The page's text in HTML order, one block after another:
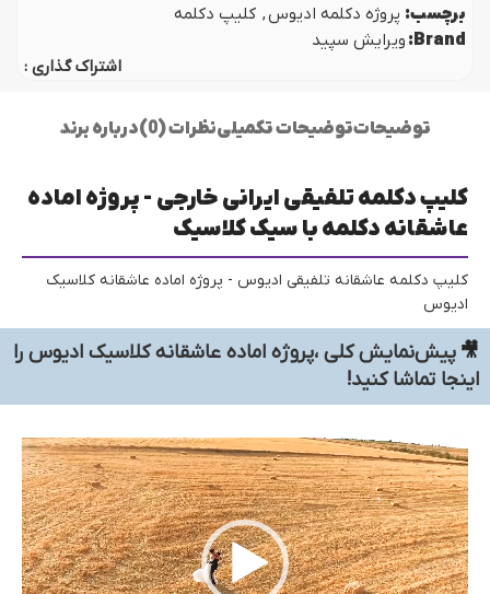
برچسب: پروژه دکلمه ادیوس, کلیپ دکلمه
Brand: ویرایش سپید
اشتراک گذاری :
توضیحاتتوضیحات تکمیلینظرات (0) درباره برند
کلیپ دکلمه تلفیقی ایرانی خارجی - پروژه اماده
عاشقانه دکلمه با سیک کلاسیک
کلیپ دکلمه عاشقانه تلفیقی ادیوس - پروژه اماده عاشقانه کلاسیک
ادیوس
🎥 پیش‌نمایش کلی ،پروژه اماده عاشقانه کلاسیک ادیوس را
اینجا تماشا کنید!